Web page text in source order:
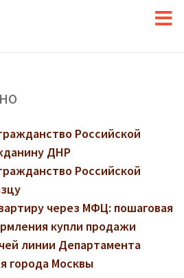
Российской
ДНР
Российской
через МФЦ: пошаговая
купли продажи
линии Департамента
города Москвы